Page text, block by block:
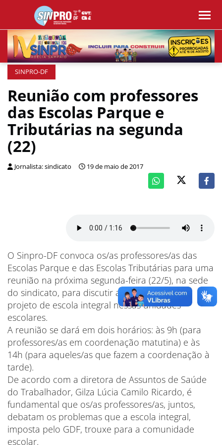
SINPRO-DF
Reunião com professores
das Escolas Parque e
Tributárias na segunda
(22)
Jornalista: sindicato 19 de maio de 2017
O Sinpro-DF convoca os/as professores/as das
Escolas Parque e das Escolas Tributárias para uma
reunião na próxima segunda-feira (22/5), na sede
do sindicato, para discutir a implantação do
projeto de escola integral nessas unidades
escolares.
A reunião se dará em dois horários: às 9h (para
professores/as em coordenação matutina) e às
14h (para aqueles/as que fazem a coordenação à
tarde).
De acordo com a diretora de Assuntos de Saúde
do Trabalhador, Gilza Lúcia Camilo Ricardo, é
fundamental que os/as professores/as, juntos,
debatam os problemas que a escola integral,
imposta pelo GDF, trouxe para a comunidade
escolar.